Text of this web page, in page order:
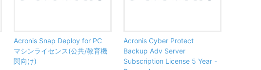
Acronis Snap Deploy for PC
マシンライセンス(公共/教育機
関向け)
Acronis Cyber Protect
Backup Adv Server
Subscription License 5 Year -